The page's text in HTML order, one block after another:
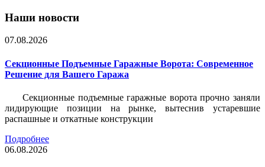
Наши новости
07.08.2026
Секционные Подъемные Гаражные Ворота: Современное
Решение для Вашего Гаража
Секционные подъемные гаражные ворота прочно заняли
лидирующие позиции на рынке, вытеснив устаревшие
распашные и откатные конструкции
Подробнее
06.08.2026